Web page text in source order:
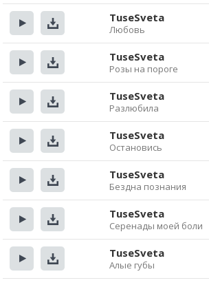
Прослушать
Скачать
TuseSveta
Любовь
Прослушать
Скачать
TuseSveta
Розы на пороге
Прослушать
Скачать
TuseSveta
Разлюбила
Прослушать
Скачать
TuseSveta
Остановись
Прослушать
Скачать
TuseSveta
Бездна познания
Прослушать
Скачать
TuseSveta
Серенады моей боли
Прослушать
Скачать
TuseSveta
Алые губы